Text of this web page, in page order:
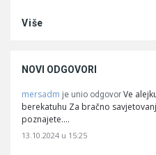
Više
NOVI ODGOVORI
mersadm je unio odgovor Ve
berekatuhu Za bračno
poznajete.…
13.10.2024 u 15:25